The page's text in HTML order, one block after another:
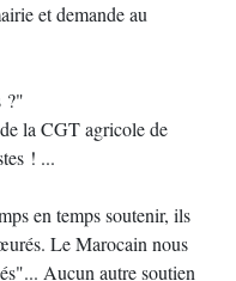
et demande au
?"
la CGT agricole de
! ...
en temps soutenir, ils
Le Marocain nous
Aucun autre soutien